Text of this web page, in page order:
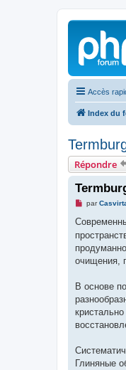
Accès
Index du
Répondre
M
s
a
g
e
n
l
u
par
очищения,
В основе
Глиняные